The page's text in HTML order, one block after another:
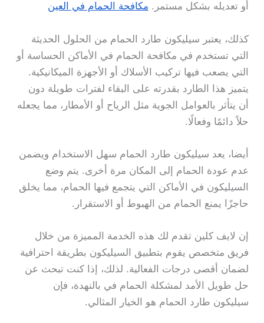
أو تعديله بشكل مستمر. مكافحة الحمام في العين
كذلك، يعتبر سيليكون طارد الحمام من الحلول الحديثة
التي تستخدم في مكافحة الحمام في الأماكن الحساسة أو
التي يصعب فيها تركيب الأسلاك أو الأجهزة الميكانيكية.
يتميز هذا الطارد بقدرته على البقاء لفترات طويلة دون
أن يتأثر بالعوامل الجوية مثل الرياح أو الأمطار، مما يجعله
حلاً دائمًا وفعالًا.
أيضا، يعد سيليكون طارد الحمام سهل الاستخدام ويضمن
عدم عودة الحمام إلى المكان مرة أخرى. يتم وضع
السيليكون في الأماكن التي يتجمع فيها الحمام، مما يخلق
حاجزًا يمنع الحمام من الهبوط أو الاستقرار.
إن لايف كلين تقدم لك هذه الخدمة المميزة من خلال
فريق متخصص يقوم بتطبيق السيليكون بطريقة احترافية
لضمان أقصى درجات الفعالية. لذلك، إذا كنت تبحث عن
حل طويل الأمد لمشكلة الحمام في بالنهدة، فإن
سيليكون طارد الحمام هو الخيار المثالي.